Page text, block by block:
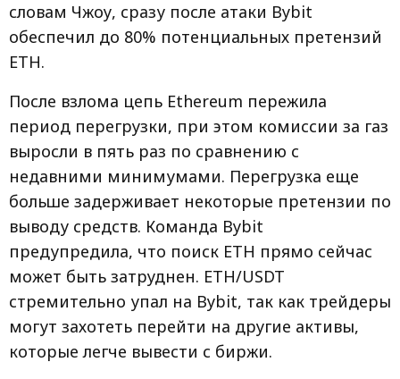
словам Чжоу, сразу после атаки Bybit
обеспечил до 80% потенциальных претензий
ETH.
После взлома цепь Ethereum пережила
период перегрузки, при этом комиссии за газ
выросли в пять раз по сравнению с
недавними минимумами. Перегрузка еще
больше задерживает некоторые претензии по
выводу средств. Команда Bybit
предупредила, что поиск ETH прямо сейчас
может быть затруднен. ETH/USDT
стремительно упал на Bybit, так как трейдеры
могут захотеть перейти на другие активы,
которые легче вывести с биржи.